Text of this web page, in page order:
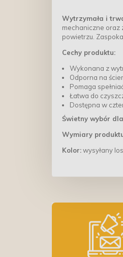
Wytrzymała i
mechaniczne oraz
powietrzu.
Cechy produktu:
Wykonana z
Odporna na
Pomaga
Łatwa do
Dostępna w
Świetny wybór
Wymiary
Kolor:wysyłany